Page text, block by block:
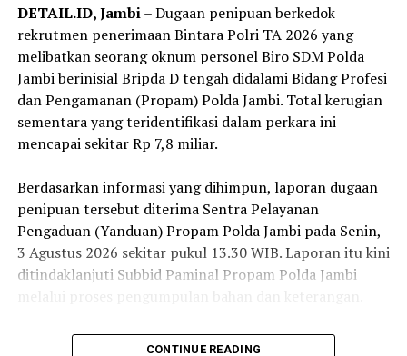
DETAIL.ID, Jambi– Dugaan penipuan berkedok
rekrutmen penerimaan Bintara Polri TA 2026 yang
melibatkan seorang oknum personel Biro SDM Polda
Jambi berinisial Bripda D tengah didalami Bidang Profesi
dan Pengamanan (Propam) Polda Jambi. Total kerugian
sementara yang teridentifikasi dalam perkara ini
mencapai sekitar Rp 7,8 miliar.
‎Berdasarkan informasi yang dihimpun, laporan dugaan
penipuan tersebut diterima Sentra Pelayanan
Pengaduan (Yanduan) Propam Polda Jambi pada Senin,
3 Agustus 2026 sekitar pukul 13.30 WIB. Laporan itu kini
ditindaklanjuti Subbid Paminal Propam Polda Jambi
‎Sejumlah korban telah tercatat dalam perkara ini, baik
CONTINUE READING